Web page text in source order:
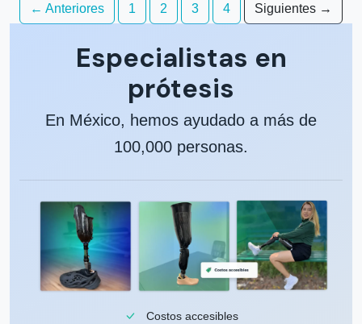
Navegación
entradas
← Anteriores 1 2 3 4 Siguientes →
Especialistas en
prótesis
En México, hemos ayudado a más de
100,000 personas.
Costos accesibles